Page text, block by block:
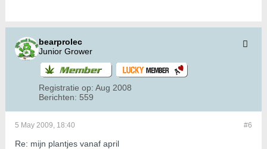
bearprolec
Junior Grower
Registratie op: Aug 2008
Berichten: 559
#6
5 May 2009, 18:40
Re: mijn plantjes vanaf april